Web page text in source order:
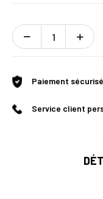
Paiement sécurisé
Service client